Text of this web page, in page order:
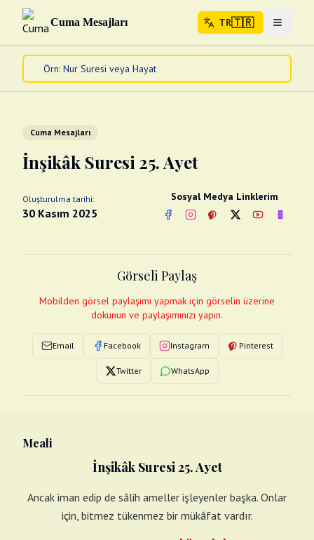
Cuma Mesajları TR🇹🇷 Menuyu
Ana Sayfa
Diğer
Abdest Videoları
Fotograflar
Cuma Mesajları
İnşikâk Suresi 25. Ayet
Oluşturulma tarihi:
30 Kasım 2025
Sosyal Medya Linklerim
FacebookInstagram
PinterestTwitterYouTube
Görseli Paylaş
Mobilden görsel paylaşımı yapmak için görselin üzerine
dokunun ve paylaşımınızı yapın.
Email Facebook Instagram Pinterest
Twitter WhatsApp
Meali
İnşikâk Suresi 25. Ayet
Ancak iman edip de sâlih ameller işleyenler başka. Onlar
için, bitmez tükenmez bir mükâfat vardır.